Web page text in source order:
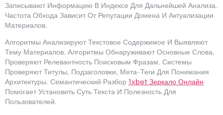
Записывают Информацию В Индексе Для Дальнейшей Анализа.
Частота Обхода Зависит От Репутации Домена И Актуализации
Материалов.
Алгоритмы Анализируют Текстовое Содержимое И Выявляют
Тему Материалов. Алгоритмы Обнаруживают Основные Слова,
Проверяют Релевантность Поисковым Фразам. Системы
Проверяют Титулы, Подзаголовки, Мета-Теги Для Понимания
Архитектуры. Семантический Разбор 1xbet Зеркало Онлайн
Помогает Установить Суть Текста И Полезность Для
Пользователей.